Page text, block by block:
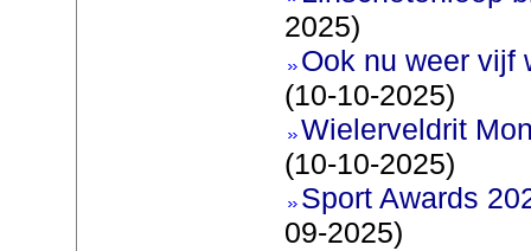
2025)
Ook nu weer vijf
(10-10-2025)
Wielerveldrit
(10-10-2025)
Sport Awards
09-2025)